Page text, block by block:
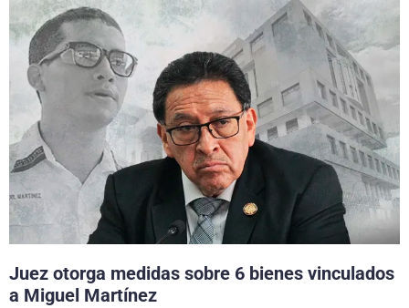
Juez otorga medidas sobre 6 bienes vinculados
a Miguel Martínez